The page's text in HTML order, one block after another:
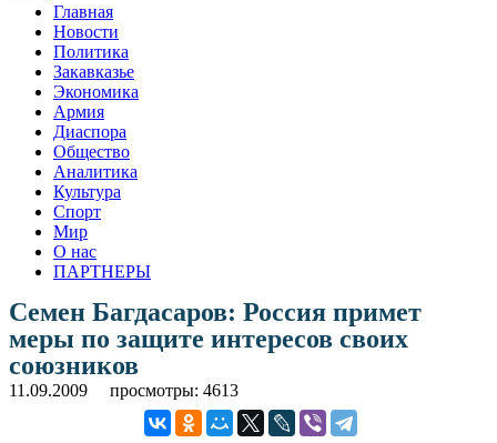
Главная
Новости
Политика
Закавказье
Экономика
Армия
Диаспора
Общество
Аналитика
Культура
Спорт
Мир
О нас
ПАРТНЕРЫ
Семен Багдасаров: Россия примет
меры по защите интересов своих
союзников
11.09.2009 просмотры: 4613